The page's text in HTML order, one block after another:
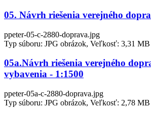
05. Návrh riešenia verejného
ppeter-05-c-2880-doprava.jpg
Typ súboru: JPG obrázok, Veľkosť: 3,31 MB
05a.Návrh riešenia verejného
vybavenia - 1:1500
ppeter-05a-c-2880-doprava.jpg
Typ súboru: JPG obrázok, Veľkosť: 2,78 MB